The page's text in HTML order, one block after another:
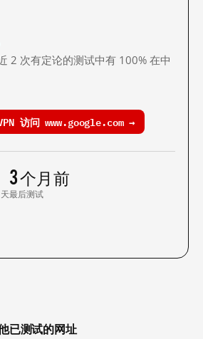
次有定论的测试中有 100% 在中
访问 www.google.com →
3 个月前
最后测试
测试的网址